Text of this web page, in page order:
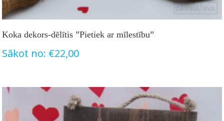
Koka dekors-dēlītis ”Pietiek ar mīlestību”
Sākot no: €22,00